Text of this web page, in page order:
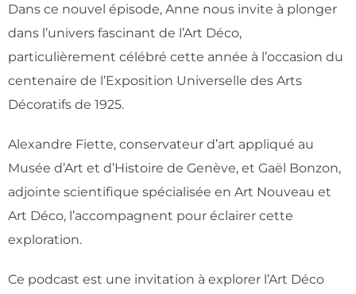
Dans ce nouvel épisode, Anne nous invite à plonger
dans l’univers fascinant de l’Art Déco,
particulièrement célébré cette année à l’occasion du
centenaire de l’Exposition Universelle des Arts
Décoratifs de 1925.
Alexandre Fiette, conservateur d’art appliqué au
Musée d’Art et d’Histoire de Genève, et Gaël Bonzon,
adjointe scientifique spécialisée en Art Nouveau et
Art Déco, l’accompagnent pour éclairer cette
exploration.
Ce podcast est une invitation à explorer l’Art Déco